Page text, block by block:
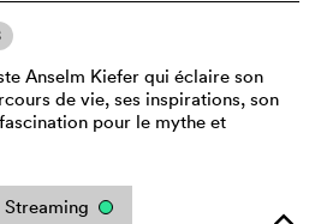
Anselm Kiefer qui éclaire son
de vie, ses inspirations, son
pour le mythe et
Streaming